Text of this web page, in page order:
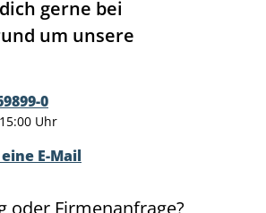
gerne bei
um unsere
0
Uhr
E-Mail
oder Firmenanfrage?